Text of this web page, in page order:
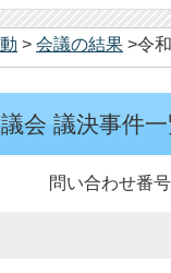
> 会議の結果 >令
会 議決事件
問い合わせ番